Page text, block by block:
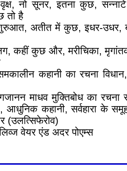
वृक्ष, नो सूनर, इतना कुछ,
तो है
अतीत में कुछ, इधर-उधर,
कहीं कुछ और, मरीचिका,
कहानी का रचना
माधव मुक्तिबोध का रचना
आधुनिक कहानी, सर्वहारा के
(उलत्सिफेरोव)
वेयर एंड अदर पोएम्स